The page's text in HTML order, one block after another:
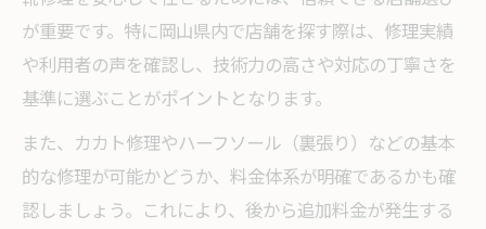
が重要です。特に岡山県内で店舗を探す際は、修理実績
や利用者の声を確認し、技術力の高さや対応の丁寧さを
基準に選ぶことがポイントとなります。
また、カカト修理やハーフソール（裏張り）などの基本
的な修理が可能かどうか、料金体系が明確であるかも確
認しましょう。これにより、後から追加料金が発生する